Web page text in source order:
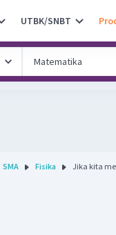
UTBK/SNBT
SMA Fisika Jika kita